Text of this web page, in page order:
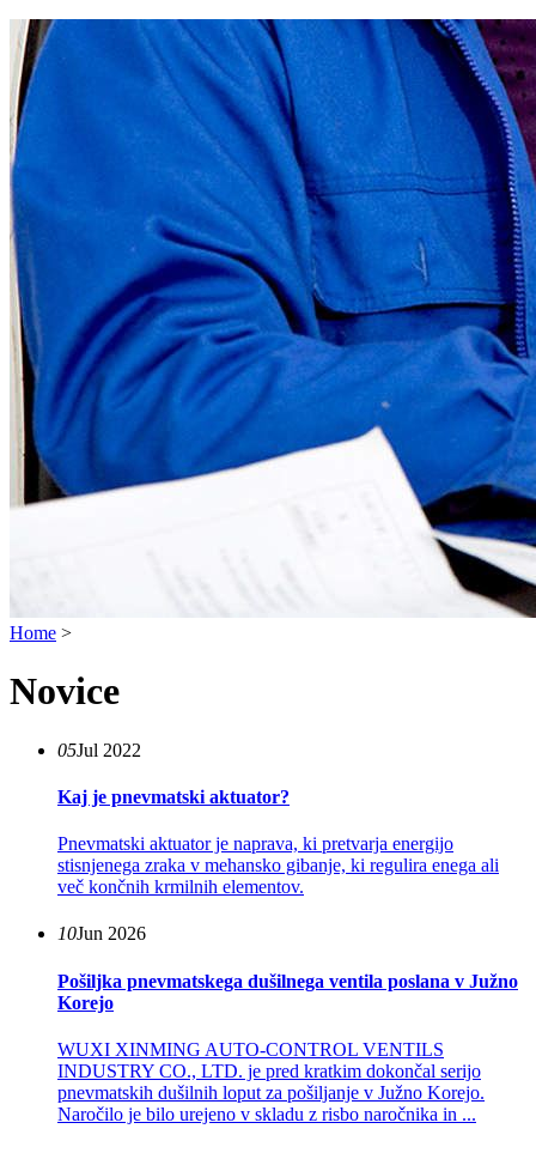
Home >
Novice
05Jul 2022
Kaj je pnevmatski aktuator?
Pnevmatski aktuator je naprava, ki pretvarja energijo
stisnjenega zraka v mehansko gibanje, ki regulira enega ali
več končnih krmilnih elementov.
10Jun 2026
Pošiljka pnevmatskega dušilnega ventila poslana v Južno
Korejo
WUXI XINMING AUTO-CONTROL VENTILS
INDUSTRY CO., LTD. je pred kratkim dokončal serijo
pnevmatskih dušilnih loput za pošiljanje v Južno Korejo.
Naročilo je bilo urejeno v skladu z risbo naročnika in ...